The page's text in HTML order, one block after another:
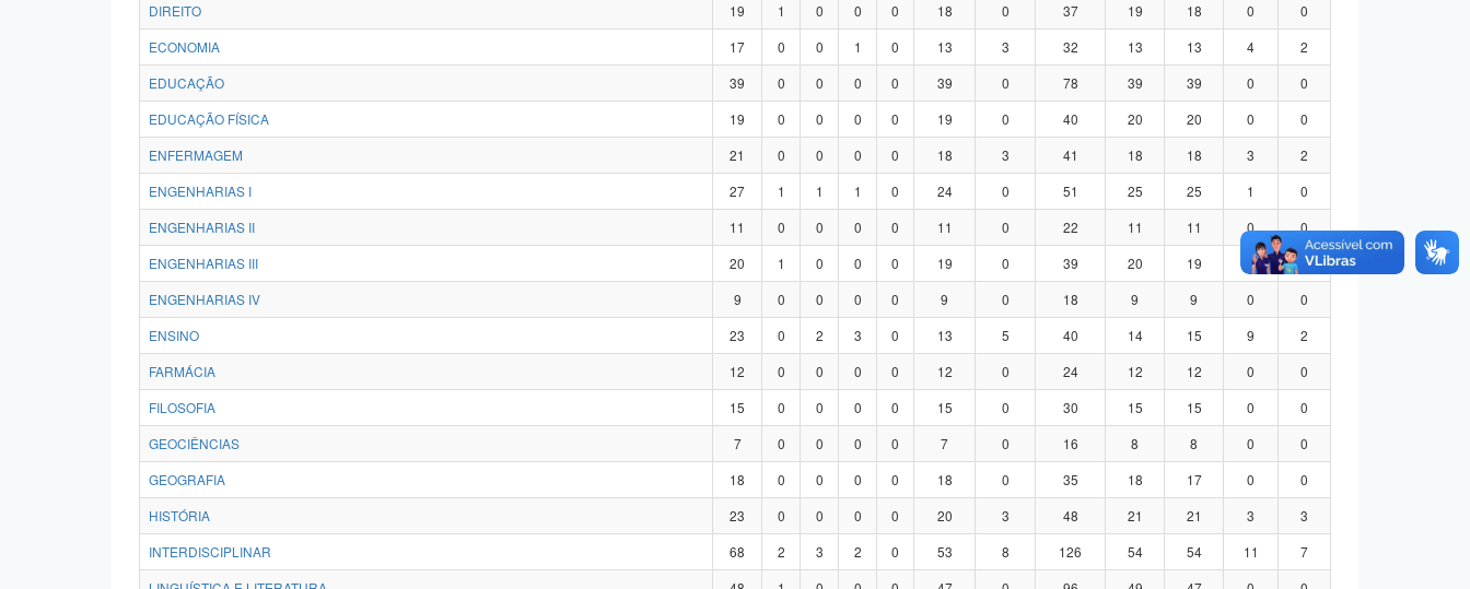
DIREITO
19 1 0 0 0 18 0 37 19 18 0
0
ECONOMIA
17 0 0 1 0 13 3 32 13 13 4
2
EDUCAÇÃO
39 0 0 0 0 39 0 78 39 39 0
0
EDUCAÇÃO FÍSICA
19 0 0 0 0 19 0 40 20 20 0
0
ENFERMAGEM
21 0 0 0 0 18 3 41 18 18 3
2
ENGENHARIAS I
27 1 1 1 0 24 0 51 25 25 1
0
ENGENHARIAS II
11 0 0 0 0 11 0 22 11 11 0
0
ENGENHARIAS III
20 1 0 0 0 19 0 39 20 19 0
0
ENGENHARIAS IV
9 0 0 0 0 9 0 18 9 9 0
0
ENSINO
23 0 2 3 0 13 5 40 14 15 9
2
FARMÁCIA
12 0 0 0 0 12 0 24 12 12 0
0
FILOSOFIA
15 0 0 0 0 15 0 30 15 15 0
0
GEOCIÊNCIAS
7 0 0 0 0 7 0 16 8 8 0
0
GEOGRAFIA
18 0 0 0 0 18 0 35 18 17 0
0
HISTÓRIA
23 0 0 0 0 20 3 48 21 21 3
3
INTERDISCIPLINAR
68 2 3 2 0 53 8 126 54 54 11
7